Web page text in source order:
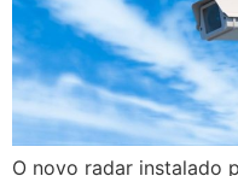
O novo radar instalado